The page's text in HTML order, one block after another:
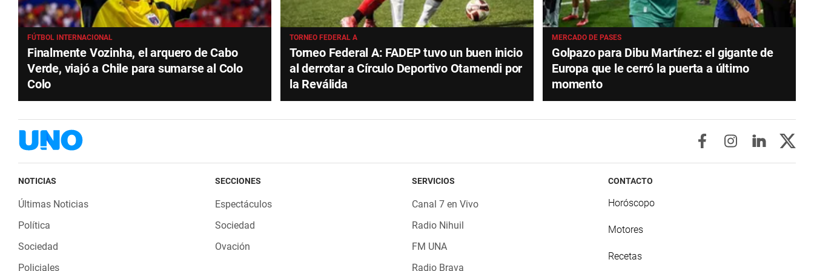
FÚTBOL INTERNACIONAL
Finalmente Vozinha, el arquero de Cabo
Verde, viajó a Chile para sumarse al Colo
Colo
TORNEO FEDERAL A
Torneo Federal A: FADEP tuvo un buen inicio
al derrotar a Círculo Deportivo Otamendi por
la Reválida
MERCADO DE PASES
Golpazo para Dibu Martínez: el gigante de
Europa que le cerró la puerta a último
momento
NOTICIAS
Últimas Noticias
Política
Sociedad
Policiales
SECCIONES
Espectáculos
Sociedad
Ovación
SERVICIOS
Canal 7 en Vivo
Radio Nihuil
FM UNA
Radio Brava
CONTACTO
Horóscopo
Motores
Recetas